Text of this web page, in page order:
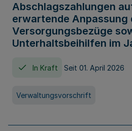
Abschlagszahlungen
erwartende Anpassung
Versorgungsbezüge
Unterhaltsbeihilfen im
In Kraft Seit 01. April 2026
Verwaltungsvorschrift